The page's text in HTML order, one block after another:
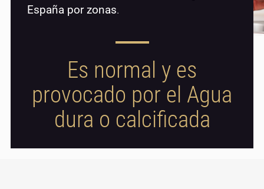
España por zonas.
Es normal y es
provocado por el Agua
dura o calcificada